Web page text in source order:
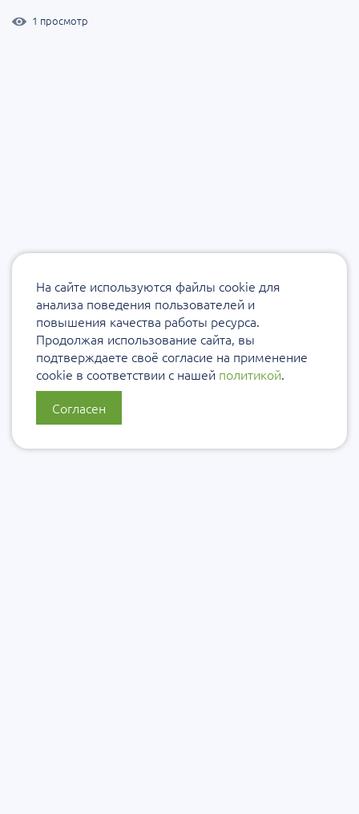
1 просмотр
На сайте используются файлы cookie для
анализа поведения пользователей и
повышения качества работы ресурса.
Продолжая использование сайта, вы
подтверждаете своё согласие на применение
cookie в соответствии с нашей политикой.
Согласен